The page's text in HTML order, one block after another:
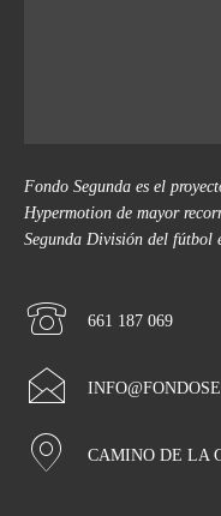
Fondo Segunda es el
Hypermotion de mayor
Segunda División del fútbol
661 187 069
CAMINO DE LA